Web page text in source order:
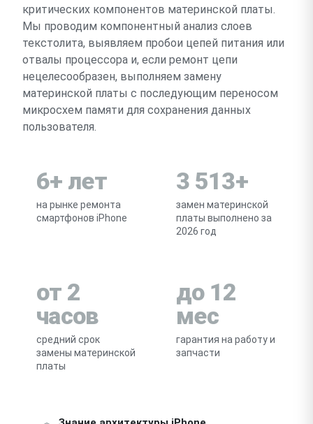
критических компонентов материнской платы.
Мы проводим компонентный анализ слоев
текстолита, выявляем пробои цепей питания или
отвалы процессора и, если ремонт цепи
нецелесообразен, выполняем замену
материнской платы с последующим переносом
микросхем памяти для сохранения данных
пользователя.
6+ лет
на рынке ремонта
смартфонов iPhone
3 513+
замен материнской
платы выполнено за
2026 год
от 2
часов
средний срок
замены материнской
платы
до 12
мес
гарантия на работу и
запчасти